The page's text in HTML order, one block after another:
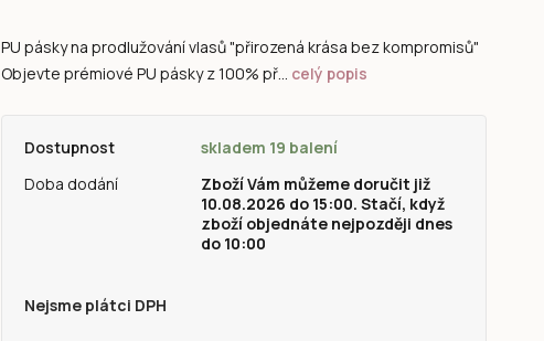
PU pásky na prodlužování vlasů "přirozená krása bez kompromisů"
Objevte prémiové PU pásky z 100% př... celý popis
Dostupnost
skladem 19 balení
Doba dodání
Zboží Vám můžeme doručit již
10.08.2026 do 15:00. Stačí, když
zboží objednáte nejpozději dnes
do 10:00
Nejsme plátci DPH